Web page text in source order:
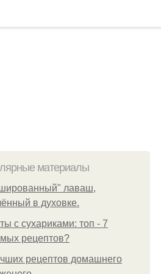
материалы
лаваш,
в духовке.
с сухариками: топ - 7
рецептов?
рецептов домашнего